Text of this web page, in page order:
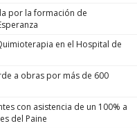
por la formación de
en el Hospital de
a obras por más de 600
con asistencia de un 100% a
del Paine